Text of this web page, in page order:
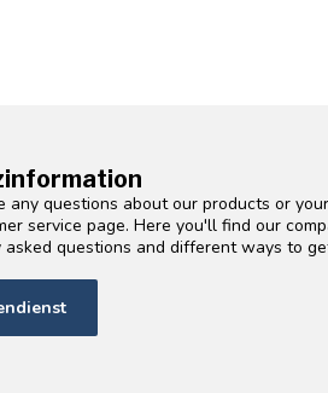
any questions about our products or
service page. Here you'll find our
questions and different ways to